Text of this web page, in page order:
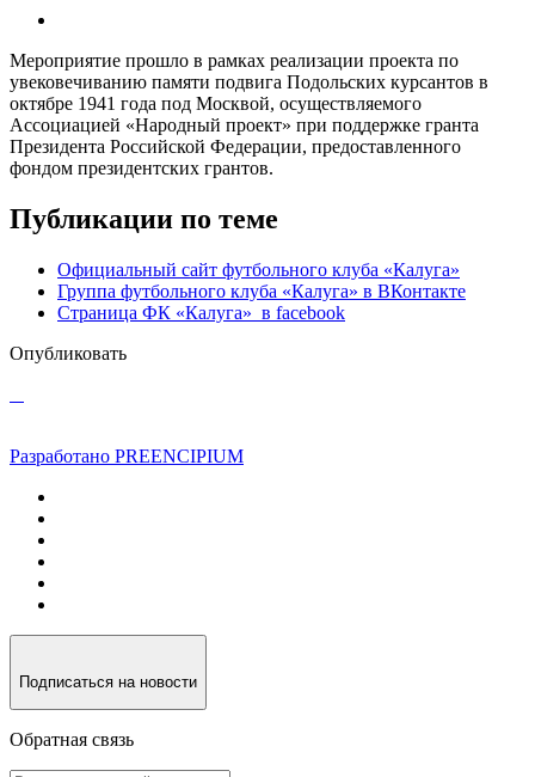
Мероприятие прошло в рамках реализации проекта по
увековечиванию памяти подвига Подольских курсантов в
октябре 1941 года под Москвой, осуществляемого
Ассоциацией «Народный проект» при поддержке гранта
Президента Российской Федерации, предоставленного
фондом президентских грантов.
Публикации по теме
Официальный сайт футбольного клуба «Калуга»
Группа футбольного клуба «Калуга» в ВКонтакте
Страница ФК «Калуга» в facebook
Опубликовать
Разработано PREENCIPIUM
Подписаться на новости
Обратная связь